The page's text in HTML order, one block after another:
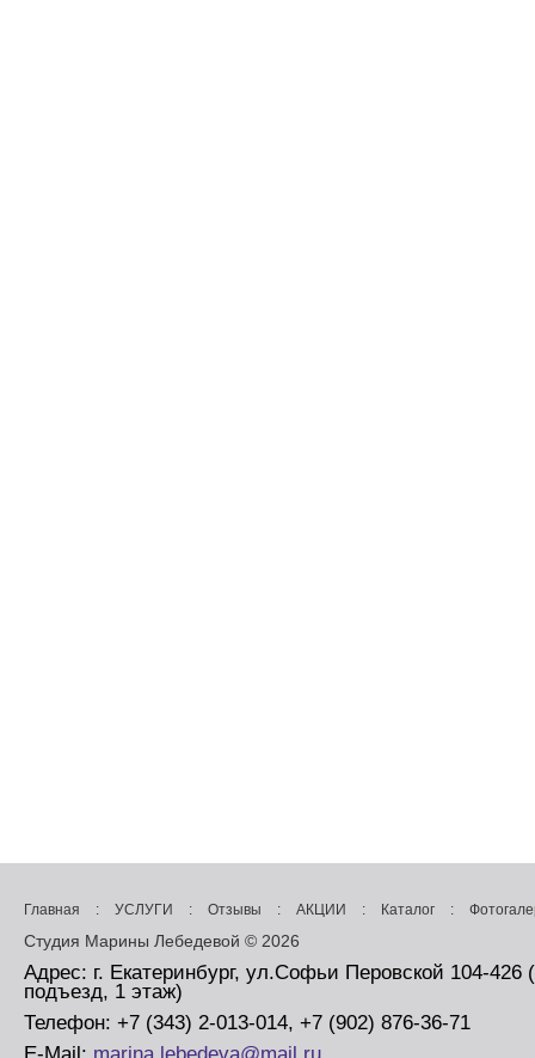
Главная : УСЛУГИ : Отзывы : АКЦИИ : Каталог :
Студия Марины Лебедевой © 2026
Адрес: г. Екатеринбург, ул.Софьи Перовской 104-426
подъезд, 1 этаж)
Телефон: +7 (343) 2-013-014, +7 (902) 876-36-71